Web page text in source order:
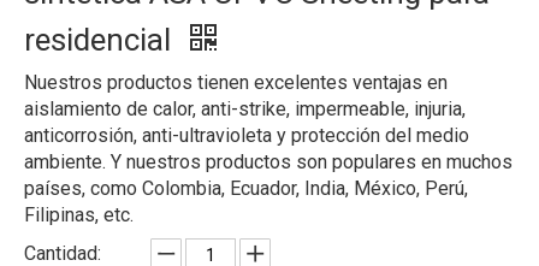
residencial
Nuestros productos tienen excelentes ventajas en
aislamiento de calor, anti-strike, impermeable, injuria,
anticorrosión, anti-ultravioleta y protección del medio
ambiente. Y nuestros productos son populares en muchos
países, como Colombia, Ecuador, India, México, Perú,
Filipinas, etc.
Cantidad: